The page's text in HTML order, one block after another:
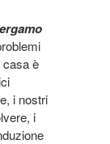
casa è
i nostri
i